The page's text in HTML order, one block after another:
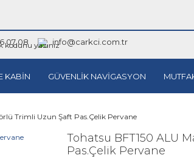
07 08 info@carkci.com.tr
KABİN GÜVENLİK NAVİGASYON
Trimli Uzun Şaft Pas.Çelik Pervane
Tohatsu BFT150 ALU
Pas.Çelik Pervane